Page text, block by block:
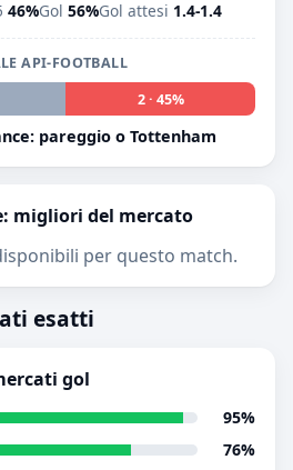
46%Gol 56%Gol attesi 1.4-1.4
API-FOOTBALL
2 · 45%
pareggio o Tottenham
migliori del mercato
per questo match.
esatti
gol
95%
76%